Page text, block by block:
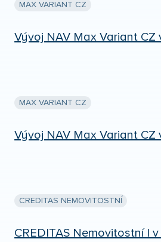
MAX VARIANT CZ
Vývoj NAV Max Variant CZ
MAX VARIANT CZ
Vývoj NAV Max Variant CZ
CREDITAS NEMOVITOSTNÍ
CREDITAS Nemovitostní I